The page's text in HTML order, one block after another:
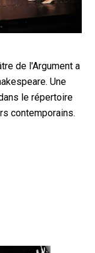
de l'Argument a
Une
le répertoire
contemporains.